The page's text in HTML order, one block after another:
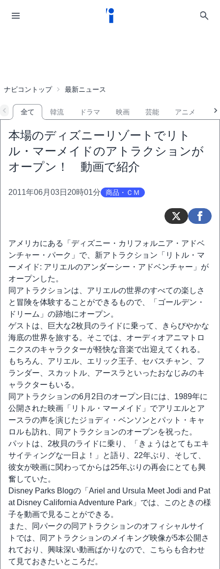
ナビコントップ 最新ニュース
全て 韓流 ドラマ 映画 芸能 アニメ
本場のディズニーリゾートでリト
ル・マーメイドのアトラクションが
オープン！ 動画で紹介
2011年06月03日20時01分 商品・ＣＭ
アメリカにある「ディズニー・カリフォルニア・アドベ
ンチャー・パーク」で、新アトラクション「リトル・マ
ーメイド: アリエルのアンダーシー・アドベンチャー」が
オープンした。
同アトラクションは、アリエルの世界のすべての楽しさ
と冒険を体験することができるもので、「ゴールデン・
ドリーム」の跡地にオープン。
ゲストは、巨大な2枚貝のライドに乗って、きらびやかな
海底の世界を旅する。そこでは、オーディオアニマトロ
ニクスのキャラクターが軽快な音楽で出迎えてくれる。
もちろん、アリエル、エリック王子、セバスチャン、フ
ランダー、スカットル、アースラといったおなじみのキ
ャラクターもいる。
同アトラクションの6月2日のオープン日には、1989年に
公開された映画「リトル・マーメイド」でアリエルとア
ースラの声を演じたジョディ・ベンソンとパット・キャ
ロルも訪れ、同アトラクションのオープンを祝った。
パットは、2枚貝のライドに乗り、「きょうはとてもエキ
サイティングな一日よ！」と語り、22年ぶり、そして、
彼女が映画に関わってからは25年ぶりの再会にとても興
奮していた。
Disney Parks Blogの「Ariel and Ursula Meet Jodi and Pat
at Disney California Adventure Park」では、このときの様
子を動画で見ることができる。
また、同パークの同アトラクションのオフィシャルサイ
トでは、同アトラクションのメイキング映像が5本公開さ
れており、興味深い動画ばかりなので、こちらも合わせ
て見ておきたいところだ。